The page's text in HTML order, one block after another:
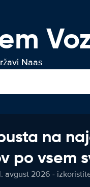
Naas
na
po vsem
avgust 2026 -